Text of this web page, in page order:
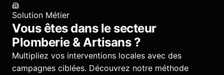
Solution Métier
Vous êtes dans le secteur
Plomberie & Artisans?
Multipliez vos interventions locales avec des
campagnes ciblées. Découvrez notre méthode